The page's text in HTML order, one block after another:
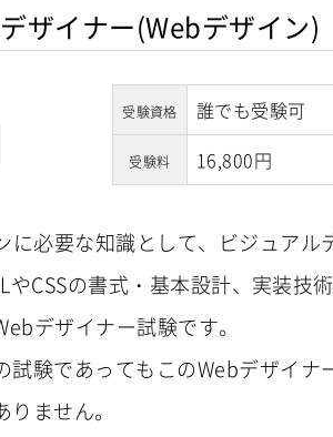
ザイナー(Webデザイン)
受験資格 誰でも受験可
受験料 16,800円
に必要な知識として、ビジュアル
やCSSの書式・基本設計、実装技
デザイナー試験です。
試験であってもこのWebデザイ
ません。